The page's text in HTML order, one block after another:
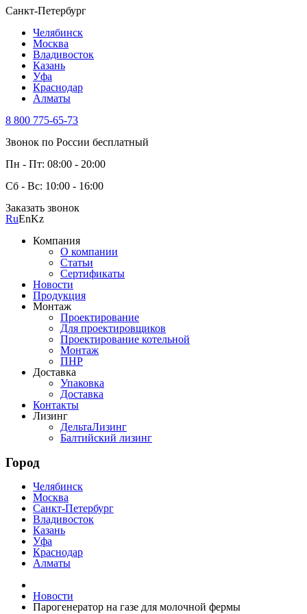
Санкт-Петербург
Челябинск
Москва
Владивосток
Казань
Уфа
Краснодар
Алматы
8 800 775-65-73
Звонок по России бесплатный
Пн - Пт: 08:00 - 20:00
Сб - Вс: 10:00 - 16:00
Заказать звонок
RuEnKz
Компания
О компании
Статьи
Сертификаты
Новости
Продукция
Монтаж
Проектирование
Для проектировщиков
Проектирование котельной
Монтаж
ПНР
Доставка
Упаковка
Доставка
Контакты
Лизинг
ДельтаЛизинг
Балтийский лизинг
Город
Челябинск
Москва
Санкт-Петербург
Владивосток
Казань
Уфа
Краснодар
Алматы
Новости
Парогенератор на газе для молочной фермы